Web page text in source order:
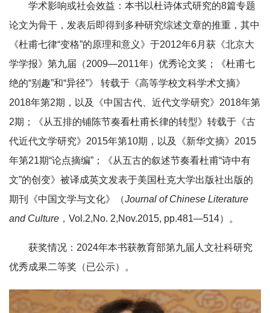
学术影响或社会效益：本书以杜诗体式研究的8篇专题
论文为骨干，发表后即得到多种研究综述文章的推重，其中
《杜甫七律“变格”的原理和意义》于2012年6月获《北京大
学学报》第九届（2009—2011年）优秀论文奖；《杜甫七
绝的“别趣”和“异径”》 转载于《高等学校文科学术文摘》
2018年第2期，以及《中国古代、近代文学研究》2018年第
2期；《从五排的铺陈节奏看杜甫长律的转型》转载于《古
代近代文学研究》2015年第10期，以及《新华文摘》2015
年第21期“论点摘编”；《从五古的叙述节奏看杜甫“诗中有
文”的创变》被译成英文发表于美国杜克大学出版社出版的
期刊《中国文学与文化》（Journal of Chinese Literature
and Culture ，Vol.2,No. 2,Nov.2015, pp.481—514）。
获奖情况：2024年本书获教育部第九届人文社科研究
优秀成果二等奖（已公示）。